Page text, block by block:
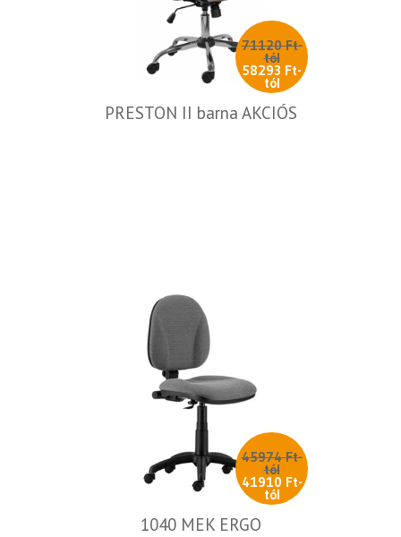
71120 Ft-
tól
58293 Ft-
tól
PRESTON II barna AKCIÓS
45974 Ft-
tól
41910 Ft-
tól
1040 MEK ERGO